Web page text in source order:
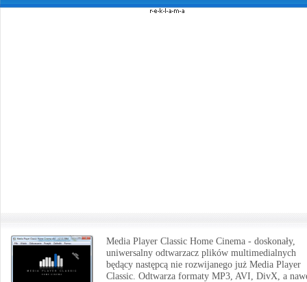
Media Player Classic Home Cinema - doskonały,
uniwersalny odtwarzacz plików multimedialnych
będący następcą nie rozwijanego już Media Player
Classic. Odtwarza formaty MP3, AVI, DivX, a